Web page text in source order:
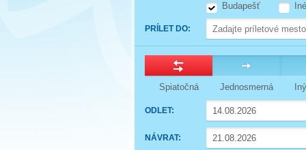
Budapešť
Iné
PRÍLET DO:
Spiatočná Jednosmerná
ODLET:
NÁVRAT:
the